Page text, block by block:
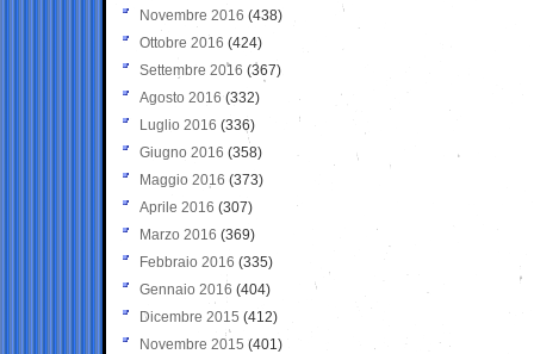
Novembre 2016 (438)
Ottobre 2016 (424)
Settembre 2016 (367)
Agosto 2016 (332)
Luglio 2016 (336)
Giugno 2016 (358)
Maggio 2016 (373)
Aprile 2016 (307)
Marzo 2016 (369)
Febbraio 2016 (335)
Gennaio 2016 (404)
Dicembre 2015 (412)
Novembre 2015 (401)